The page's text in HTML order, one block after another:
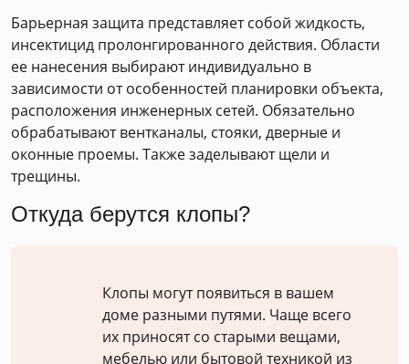
Барьерная защита представляет собой жидкость,
инсектицид пролонгированного действия. Области
ее нанесения выбирают индивидуально в
зависимости от особенностей планировки объекта,
расположения инженерных сетей. Обязательно
обрабатывают вентканалы, стояки, дверные и
оконные проемы. Также заделывают щели и
трещины.
Откуда берутся клопы?
Клопы могут появиться в вашем
доме разными путями. Чаще всего
их приносят со старыми вещами,
мебелью или бытовой техникой из